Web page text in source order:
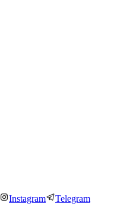
Instagram Telegram